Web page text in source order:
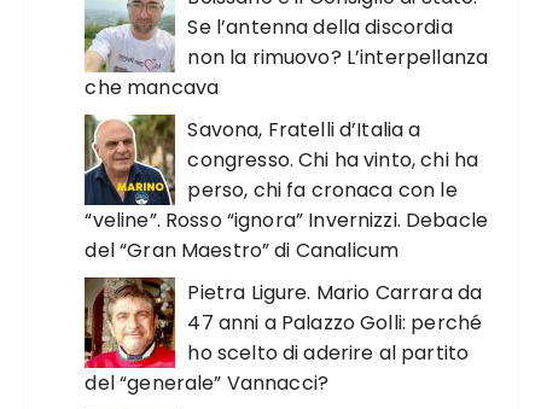
Se l’antenna della discordia
non la rimuovo? L’interpellanza
che mancava
Savona, Fratelli d’Italia a
congresso. Chi ha vinto, chi ha
perso, chi fa cronaca con le
“veline”. Rosso “ignora” Invernizzi. Debacle
del “Gran Maestro” di Canalicum
Pietra Ligure. Mario Carrara da
47 anni a Palazzo Golli: perché
ho scelto di aderire al partito
del “generale” Vannacci?